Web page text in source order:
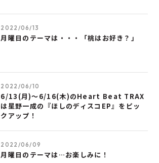
2022/06/13
月曜日のテーマは・・・「桃はお好き？」
2022/06/10
6/13(月)～6/16(木)のHeart Beat TRAX
は星野一成の『ほしのディスコEP』をピッ
クアップ！
2022/06/09
月曜日のテーマは…お楽しみに！